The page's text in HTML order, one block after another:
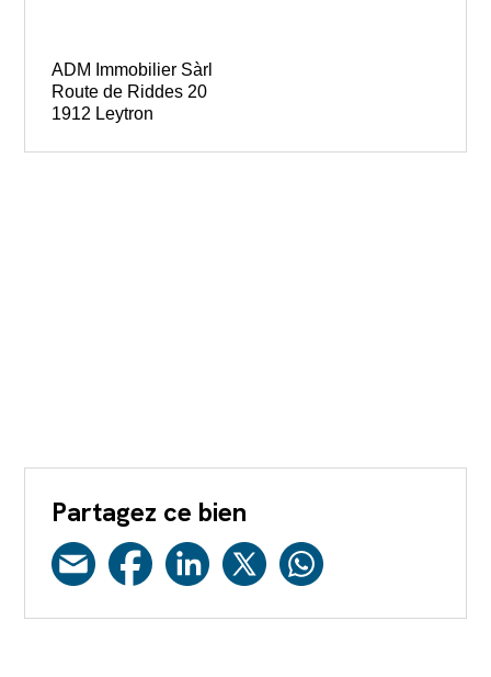
ADM Immobilier Sàrl
Route de Riddes 20
1912 Leytron
Partagez ce bien